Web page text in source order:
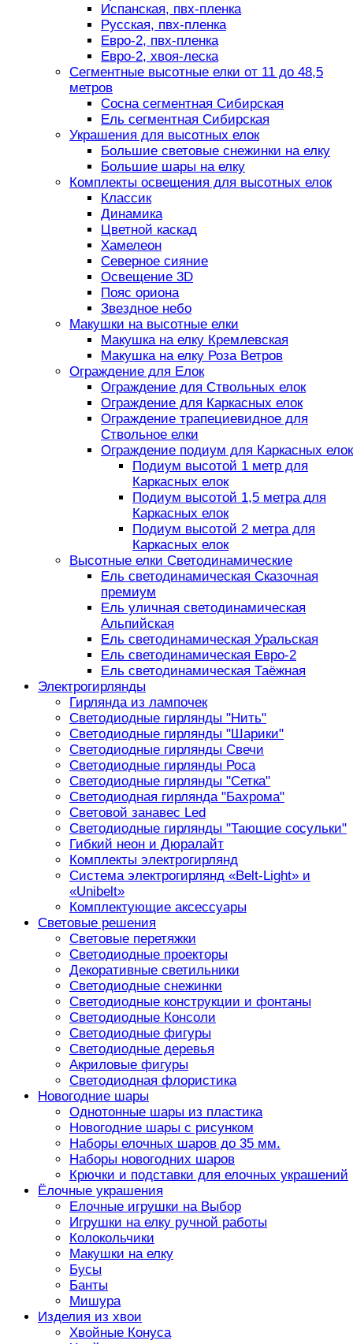
Испанская, пвх-пленка
Русская, пвх-пленка
Евро-2, пвх-пленка
Евро-2, хвоя-леска
Сегментные высотные елки от 11 до 48,5
метров
Сосна сегментная Сибирская
Ель сегментная Сибирская
Украшения для высотных елок
Большие световые снежинки на елку
Большие шары на елку
Комплекты освещения для высотных елок
Классик
Динамика
Цветной каскад
Хамелеон
Северное сияние
Освещение 3D
Пояс ориона
Звездное небо
Макушки на высотные елки
Макушка на елку Кремлевская
Макушка на елку Роза Ветров
Ограждение для Елок
Ограждение для Ствольных елок
Ограждение для Каркасных елок
Ограждение трапециевидное для
Ствольное елки
Ограждение подиум для Каркасных елок
Подиум высотой 1 метр для
Каркасных елок
Подиум высотой 1,5 метра для
Каркасных елок
Подиум высотой 2 метра для
Каркасных елок
Высотные елки Светодинамические
Ель светодинамическая Сказочная
премиум
Ель уличная светодинамическая
Альпийская
Ель светодинамическая Уральская
Ель светодинамическая Евро-2
Ель светодинамическая Таёжная
Электрогирлянды
Гирлянда из лампочек
Светодиодные гирлянды "Нить"
Светодиодные гирлянды "Шарики"
Светодиодные гирлянды Свечи
Светодиодные гирлянды Роса
Светодиодные гирлянды "Сетка"
Светодиодная гирлянда "Бахрома"
Световой занавес Led
Светодиодные гирлянды "Тающие сосульки"
Гибкий неон и Дюралайт
Комплекты электрогирлянд
Система электрогирлянд «Belt-Light» и
«Unibelt»
Комплектующие аксессуары
Световые решения
Световые перетяжки
Светодиодные проекторы
Декоративные светильники
Светодиодные снежинки
Светодиодные конструкции и фонтаны
Светодиодные Консоли
Светодиодные фигуры
Светодиодные деревья
Акриловые фигуры
Светодиодная флористика
Новогодние шары
Однотонные шары из пластика
Новогодние шары с рисунком
Наборы елочных шаров до 35 мм.
Наборы новогодних шаров
Крючки и подставки для елочных украшений
Ёлочные украшения
Елочные игрушки на Выбор
Игрушки на елку ручной работы
Колокольчики
Макушки на елку
Бусы
Банты
Мишура
Изделия из хвои
Хвойные Конуса